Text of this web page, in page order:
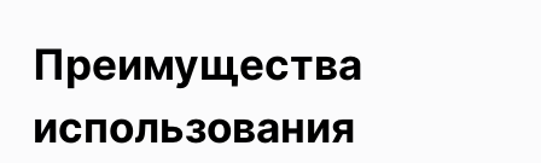
Преимущества
использования